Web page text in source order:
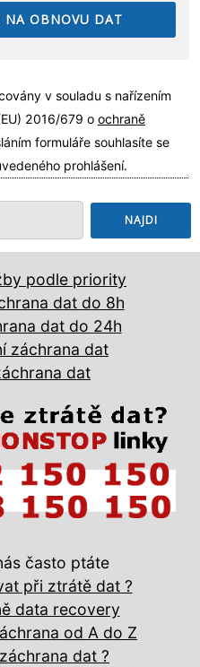
v souladu s nařízením
2016/679 o ochraně
formuláře souhlasíte se
prohlášení.
podle priority
dat do 8h
dat do 24h
záchrana dat
dat
často ptáte
při ztrátě dat ?
data recovery
od A do Z
dat ?